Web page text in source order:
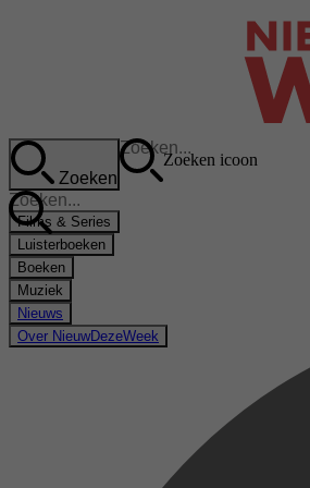
Zoeken
Zoeken icoon
Films & Series
Luisterboeken
Boeken
Muziek
Nieuws
Over NieuwDezeWeek